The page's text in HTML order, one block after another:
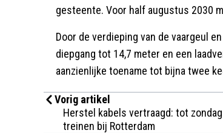
gesteente. Voor half augustus 2030
Door de verdieping van de vaargeul
diepgang tot 14,7 meter en een
aanzienlijke toename tot bijna twee
Vorig artikel
Herstel kabels vertraagd: tot
treinen bij Rotterdam